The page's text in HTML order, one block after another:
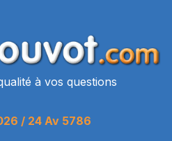
à vos questions
/ 24 Av 5786